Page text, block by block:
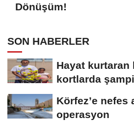
Dönüşüm!
SON HABERLER
Hayat kurtaran
kortlarda
Körfez’e nefes
operasyon